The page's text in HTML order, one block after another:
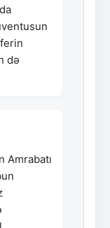
də
Amrabatı